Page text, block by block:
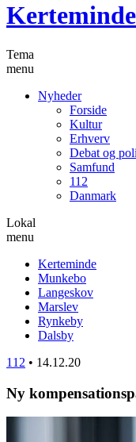
Tema
menu
Nyheder
Forside
Kultur
Erhverv
Debat og
Samfund
112
Danmark
Lokal
menu
Kerteminde
Munkebo
Langeskov
Marslev
Rynkeby
Dalsby
112 • 14.12.20
Ny